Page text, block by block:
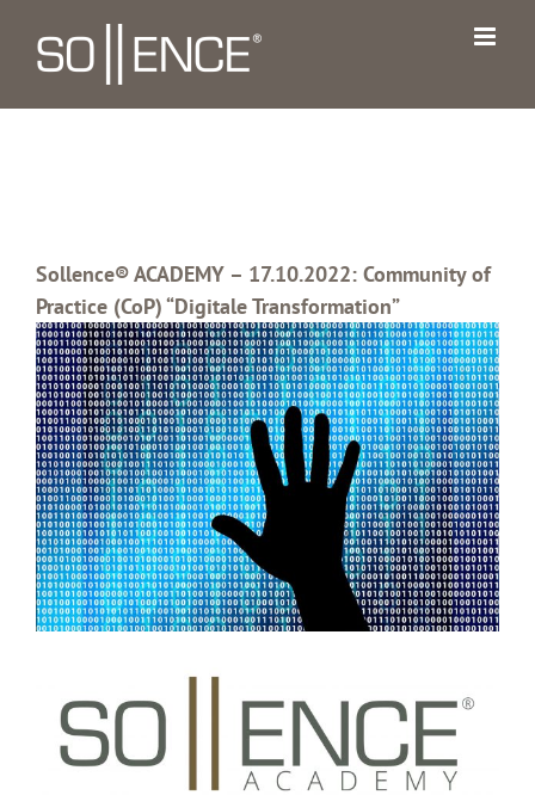
Inhalt
springen
Sollence® ACADEMY – 17.10.2022: Community of
Practice (CoP) “Digitale Transformation”
Zeige
grösseres
Bild